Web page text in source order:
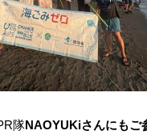
隊NAOYUKiさんにもご